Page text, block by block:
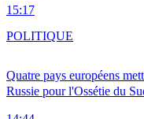
15:17
Quatre pays européens
Russie pour l'Ossétie du
POLITIQUE